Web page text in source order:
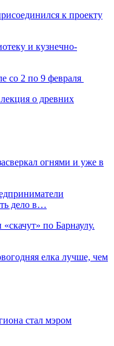
к проекту
и кузнечно-
со 2 по 9 февраля
о древних
огнями и уже в
дело в…
по Барнаулу.
елка лучше, чем
стал мэром